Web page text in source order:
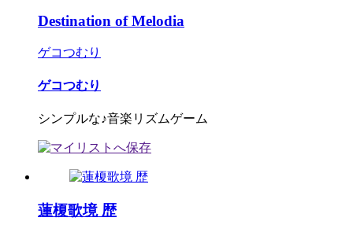
Destination of Melodia
ゲコつむり
ゲコつむり
シンプルな♪音楽リズムゲーム
蓮榎歌境 歴